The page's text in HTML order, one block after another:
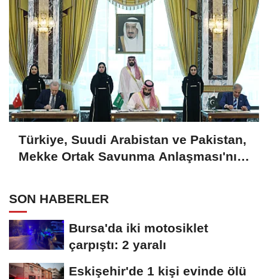
Türkiye, Suudi Arabistan ve Pakistan,
Mekke Ortak Savunma Anlaşması'nı
SON HABERLER
Bursa'da iki motosiklet
çarpıştı: 2 yaralı
Eskişehir'de 1 kişi evinde ölü